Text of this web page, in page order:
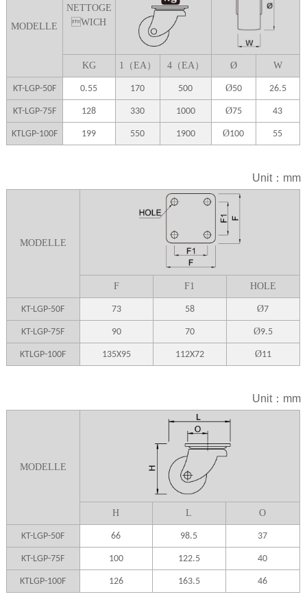
MODELLE
NETTOGE
WICH
KG 1（EA） 4（EA） Ø W
KT-LGP-50F 0.55 170 500 Ø50 26.5
KT-LGP-75F 128 330 1000 Ø75 43
KTLGP-100F 199 550 1900 Ø100 55
Unit：mm
MODELLE
F F1 HOLE
KT-LGP-50F 73 58 Ø7
KT-LGP-75F 90 70 Ø9.5
KTLGP-100F 135X95 112X72 Ø11
Unit：mm
MODELLE
H L O
KT-LGP-50F 66 98.5 37
KT-LGP-75F 100 122.5 40
KTLGP-100F 126 163.5 46